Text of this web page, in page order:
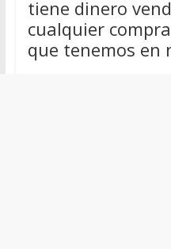
tiene dinero
cualquier
que tenemos en